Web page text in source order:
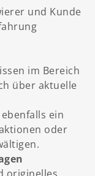
und Kunde
im Bereich
über aktuelle
ein
oder